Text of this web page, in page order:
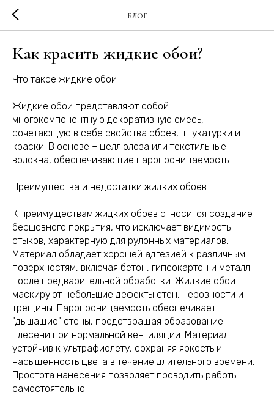
БЛОГ
Как красить жидкие обои?
Что такое жидкие обои
Жидкие обои представляют собой
многокомпонентную декоративную смесь,
сочетающую в себе свойства обоев, штукатурки и
краски. В основе – целлюлоза или текстильные
волокна, обеспечивающие паропроницаемость.
Преимущества и недостатки жидких обоев
К преимуществам жидких обоев относится создание
бесшовного покрытия, что исключает видимость
стыков, характерную для рулонных материалов.
Материал обладает хорошей адгезией к различным
поверхностям, включая бетон, гипсокартон и металл
после предварительной обработки. Жидкие обои
маскируют небольшие дефекты стен, неровности и
трещины. Паропроницаемость обеспечивает
"дышащие" стены, предотвращая образование
плесени при нормальной вентиляции. Материал
устойчив к ультрафиолету, сохраняя яркость и
насыщенность цвета в течение длительного времени.
Простота нанесения позволяет проводить работы
самостоятельно.